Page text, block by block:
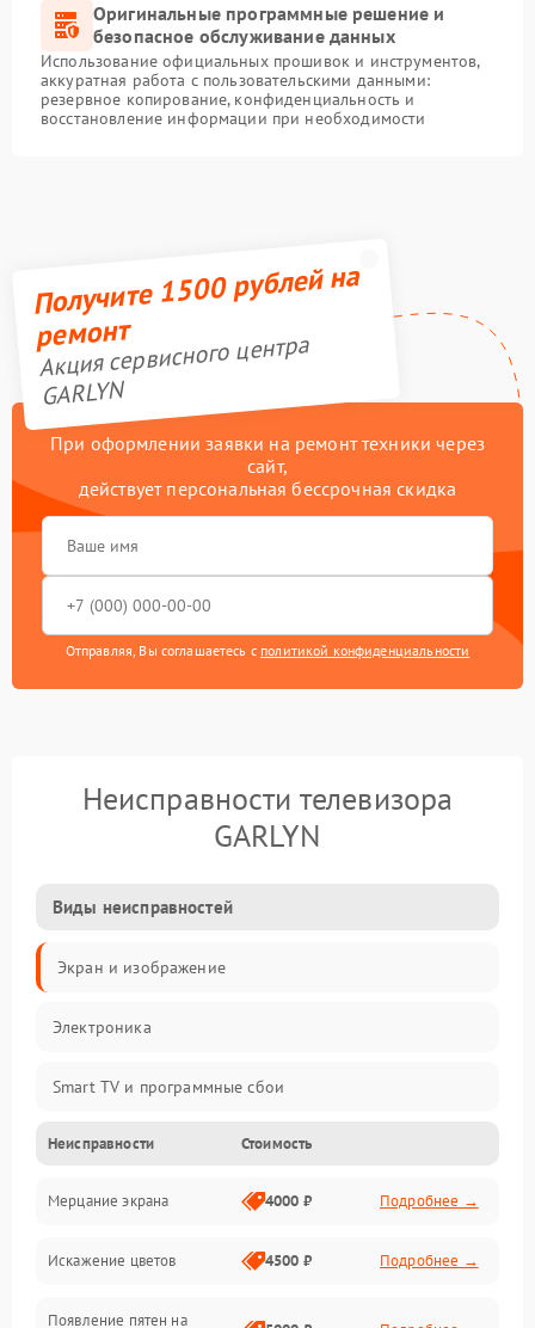
Оригинальные программные решение и
безопасное обслуживание данных
Использование официальных прошивок и инструментов,
аккуратная работа с пользовательскими данными:
резервное копирование, конфиденциальность и
восстановление информации при необходимости
Получите 1500 рублей на
ремонт
Акция сервисного центра
GARLYN
При оформлении заявки на ремонт техники через
сайт,
действует персональная бессрочная скидка
Отправляя, Вы соглашаетесь с политикой конфиденциальности
Неисправности телевизора
GARLYN
Виды неисправностей
Экран и изображение
Электроника
Smart TV и программные сбои
Питание и запуск
Подсветка и LED-модули
Звук и аудиосистема
Неисправности Стоимость
Мерцание экрана 4000 ₽ Подробнее →
Искажение цветов 4500 ₽ Подробнее →
Появление пятен на